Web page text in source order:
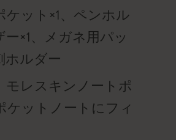
ット×1、ペンホル
×1、メガネ用パッ
ホルダー
モレスキンノートポ
ットノートにフィ